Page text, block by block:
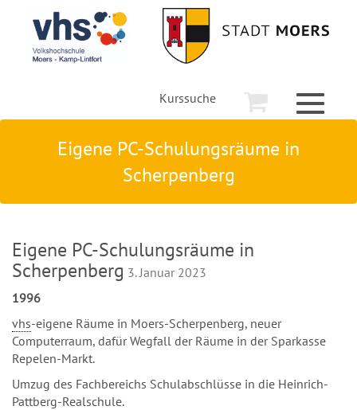
Kurssuche
Toggle
Eigene PC-Schulungsräume in
Scherpenberg
Eigene PC-Schulungsräume in
Scherpenberg 3. Januar 2023
1996
vhs-eigene Räume in Moers-Scherpenberg, neuer
Computerraum, dafür Wegfall der Räume in der Sparkasse
Repelen-Markt.
Umzug des Fachbereichs Schulabschlüsse in die Heinrich-
Pattberg-Realschule.